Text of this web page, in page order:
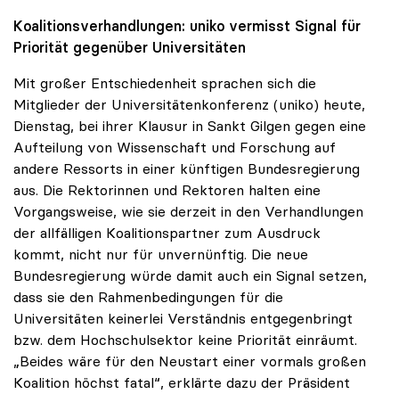
Koalitionsverhandlungen: uniko vermisst Signal für
Priorität gegenüber Universitäten
Mit großer Entschiedenheit sprachen sich die
Mitglieder der Universitätenkonferenz (uniko) heute,
Dienstag, bei ihrer Klausur in Sankt Gilgen gegen eine
Aufteilung von Wissenschaft und Forschung auf
andere Ressorts in einer künftigen Bundesregierung
aus. Die Rektorinnen und Rektoren halten eine
Vorgangsweise, wie sie derzeit in den Verhandlungen
der allfälligen Koalitionspartner zum Ausdruck
kommt, nicht nur für unvernünftig. Die neue
Bundesregierung würde damit auch ein Signal setzen,
dass sie den Rahmenbedingungen für die
Universitäten keinerlei Verständnis entgegenbringt
bzw. dem Hochschulsektor keine Priorität einräumt.
„Beides wäre für den Neustart einer vormals großen
Koalition höchst fatal“, erklärte dazu der Präsident